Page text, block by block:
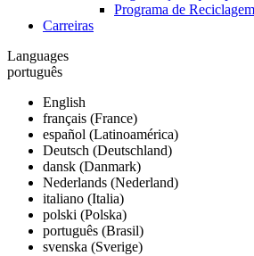
Programa de Reciclagem
Carreiras
Languages
português
English
français (France)
español (Latinoamérica)
Deutsch (Deutschland)
dansk (Danmark)
Nederlands (Nederland)
italiano (Italia)
polski (Polska)
português (Brasil)
svenska (Sverige)